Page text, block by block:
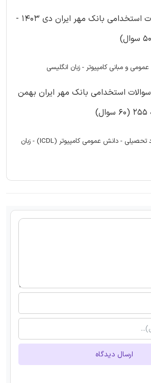
سوالات استخدامی بانک مهر ایران دی 1403 -
و مبانی کامپیوتر - زبان انگلیسی
استخدامی بانک مهر ایران بهمن
هوش و استعداد تحصیلی - دانش عمومی کامپیوتر (ICDL) - زبان
ارسال دیدگاه